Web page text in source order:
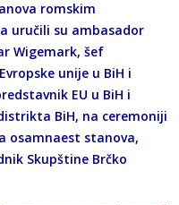
romskim
uručili su ambasador
Wigemark, šef
unije u BiH i
EU u BiH i
BiH, na ceremoniji
osamnaest stanova,
Skupštine Brčko